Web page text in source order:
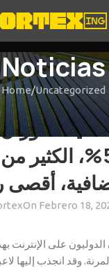
Noticias
Home Uncategorized
UNCATEGORIZED
للاعب 55%،
أقصى
On Febrero 18,
على الإنترنت
وقد انجذب إليها